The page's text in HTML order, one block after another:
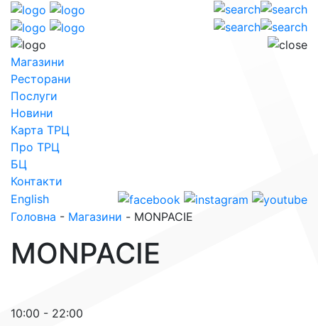
Магазини
Ресторани
Послуги
Новини
Карта ТРЦ
Про ТРЦ
БЦ
Контакти
English
Головна - Магазини - MONPACIE
MONPACIE
10:00 - 22:00